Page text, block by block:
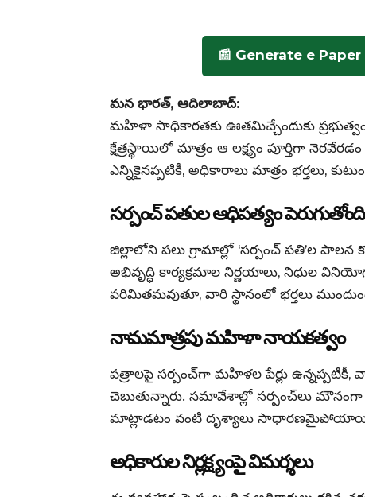
📰 Generate e Paper
మన భారత్, ఆదిలాబాద్:
మహిళా సాధికారతకు ఊతమిచ్చేందుకు
క్షేత్రస్థాయిలో మాత్రం ఆ లక్ష్యం పూర్తిగా
ఎన్నికైనప్పటికీ, అధికారాలు మాత్రం భర్తలు,
సర్పంచ్ పతుల ఆధిపత్యం పెరుగుతోంది
జిల్లాలోని పలు గ్రామాల్లో ‘సర్పంచ్ పతి’ల పాలన
అభివృద్ధి కార్యక్రమాల నిర్ణయాలు, నిధుల
పరిమితమవుతూ, వారి స్థానంలో భర్తలు
నామమాత్రపు మహిళా నాయకత్వం
పత్రాలపై సర్పంచ్‌గా మహిళల పేర్లు ఉన్నప్పటికీ,
చెబుతున్నారు. సమావేశాల్లో సర్పంచ్‌లు
మాట్లాడటం వంటి దృశ్యాలు
అధికారుల నిర్లక్ష్యంపై విమర్శలు